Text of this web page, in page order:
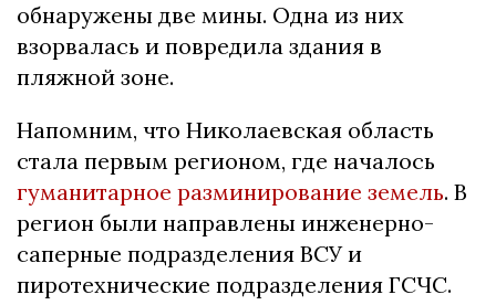
обнаружены две мины. Одна из них
взорвалась и повредила здания в
пляжной зоне.
Напомним, что Николаевская область
стала первым регионом, где началось
гуманитарное разминирование земель. В
регион были направлены инженерно-
саперные подразделения ВСУ и
пиротехнические подразделения ГСЧС.